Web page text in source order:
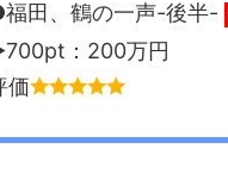
田、鶴の一声-後半-
：200万円
価